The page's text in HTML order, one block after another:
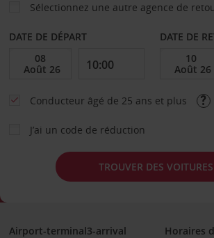
Sélectionnez une autre agence de
DATE DE DÉPART DATE DE
Conducteur âgé de 25 ans et plus
J’ai un code de réduction
TROUVER DES VOITURES
Airport-terminal3-arrival
Horaires